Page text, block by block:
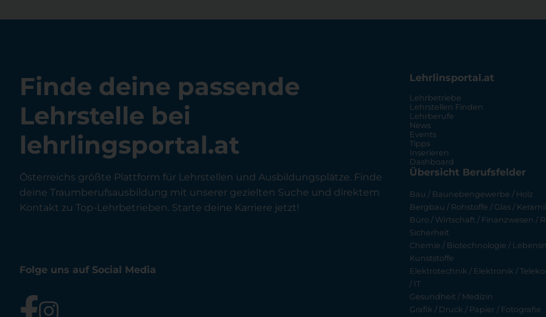
Finde deine passende
Lehrstelle bei
lehrlingsportal.at
Österreichs größte Plattform für Lehrstellen und Ausbildungsplätze. Finde
deine Traumberufsausbildung mit unserer gezielten Suche und direktem
Kontakt zu Top-Lehrbetrieben. Starte deine Karriere jetzt!
Folge uns auf Social Media
Lehrlinsportal.at
Lehrbetriebe
Lehrstellen Finden
Lehrberufe
News
Events
Tipps
Inserieren
Dashboard
Übersicht Berufsfelder
Bau / Baunebengewerbe / Holz
Bergbau / Rohstoffe / Glas /
Büro / Wirtschaft / Finanzwesen /
Sicherheit
Chemie / Biotechnologie /
Kunststoffe
Elektrotechnik / Elektronik /
/ IT
Gesundheit / Medizin
Grafik / Druck / Papier / Fotografie